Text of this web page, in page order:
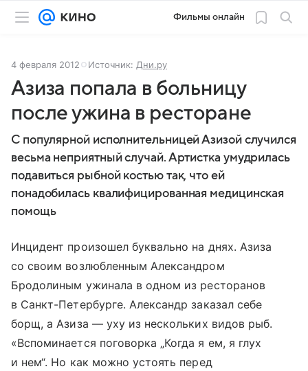
Фильмы онлайн
4 февраля 2012 Источник: Дни.ру
Азиза попала в больницу
после ужина в ресторане
С популярной исполнительницей Азизой случился
весьма неприятный случай. Артистка умудрилась
подавиться рыбной костью так, что ей
понадобилась квалифицированная медицинская
помощь
Инцидент произошел буквально на днях. Азиза
со своим возлюбленным Александром
Бродолиным ужинала в одном из ресторанов
в Санкт-Петербурге. Александр заказал себе
борщ, а Азиза — уху из нескольких видов рыб.
«Вспоминается поговорка „Когда я ем, я глух
и нем“. Но как можно устоять перед